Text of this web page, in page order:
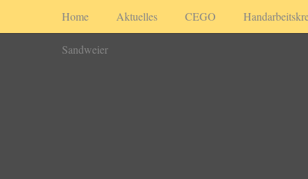
Home Aktuelles CEGO
Sandweier